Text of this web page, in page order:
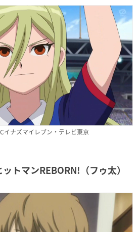
イナズマイレブン・テレビ東京
トマンREBORN!（フゥ太）